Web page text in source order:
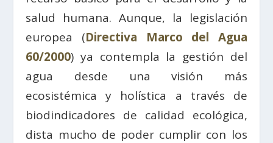
salud humana. Aunque, la legislación
europea (Directiva Marco del Agua
60/2000) ya contempla la gestión del
agua desde una visión más
ecosistémica y holística a través de
biodindicadores de calidad ecológica,
dista mucho de poder cumplir con los